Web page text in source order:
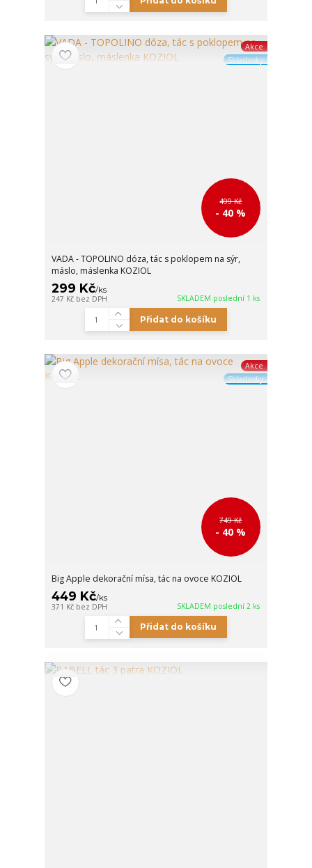
Akce
Skladovky
499 Kč
- 40 %
VADA - TOPOLINO dóza, tác s poklopem na sýr,
máslo, máslenka KOZIOL
299 Kč/ks
247 Kč bez DPH SKLADEM poslední 1 ks
Přidat do košíku
Akce
Skladovky
749 Kč
- 40 %
Big Apple dekorační mísa, tác na ovoce KOZIOL
449 Kč/ks
371 Kč bez DPH SKLADEM poslední 2 ks
Přidat do košíku